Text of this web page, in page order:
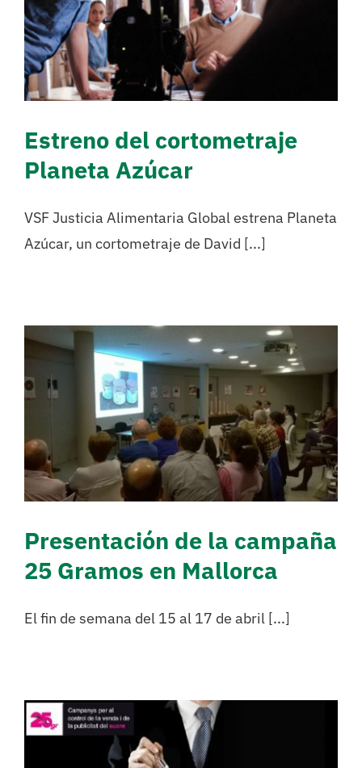
Campañas
Estreno del cortometraje
Planeta Azúcar
VSF Justicia Alimentaria Global estrena Planeta
Azúcar, un cortometraje de David [...]
Presentación de la
campaña 25 Gramos en
Mallorca
Sin categorizar
Presentación de la campaña
25 Gramos en Mallorca
El fin de semana del 15 al 17 de abril [...]